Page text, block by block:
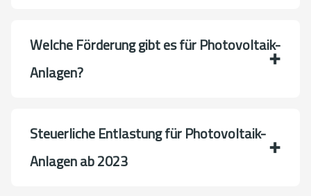
Welche Förderung gibt es für Photovoltaik-
Anlagen?
Steuerliche Entlastung für Photovoltaik-
Anlagen ab 2023